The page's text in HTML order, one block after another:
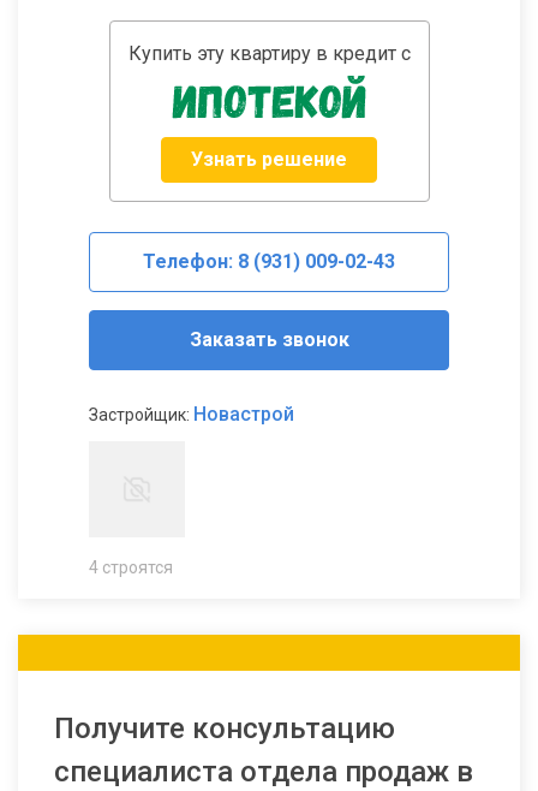
Купить эту квартиру в кредит с
Узнать решение
Телефон: 8 (931) 009-02-43
Заказать звонок
Застройщик: Новастрой
4 строятся
Получите консультацию
специалиста отдела продаж в